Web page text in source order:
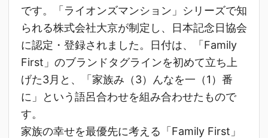
です。「ライオンズマンション」シリーズで知
られる株式会社大京が制定し、日本記念日協会
に認定・登録されました。日付は、「Family
First」のブランドタグラインを初めて立ち上
げた3月と、「家族み（3）んなを一（1）番
に」という語呂合わせを組み合わせたもので
す。
家族の幸せを最優先に考える「Family First」